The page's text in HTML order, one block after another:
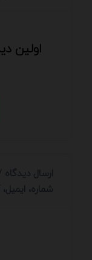
اولین
ارسال
شماره،